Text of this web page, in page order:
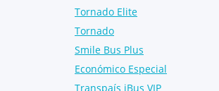
Tornado Elite
Tornado
Smile Bus Plus
Económico Especial
Transpaís iBus VIP